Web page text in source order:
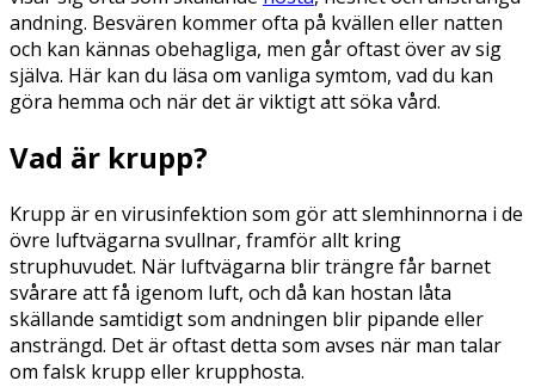
andning. Besvären kommer ofta på kvällen eller natten
och kan kännas obehagliga, men går oftast över av sig
själva. Här kan du läsa om vanliga symtom, vad du kan
göra hemma och när det är viktigt att söka vård.
Vad är krupp?
Krupp är en virusinfektion som gör att slemhinnorna i de
övre luftvägarna svullnar, framför allt kring
struphuvudet. När luftvägarna blir trängre får barnet
svårare att få igenom luft, och då kan hostan låta
skällande samtidigt som andningen blir pipande eller
ansträngd. Det är oftast detta som avses när man talar
om falsk krupp eller krupphosta.